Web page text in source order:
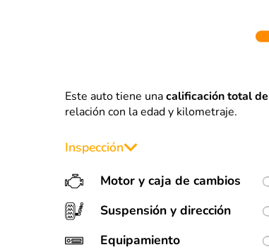
Este auto tiene unacalificación total
relación con la edad y kilometraje.
Inspección
Motor y caja de cambios
Suspensión y dirección
Equipamiento